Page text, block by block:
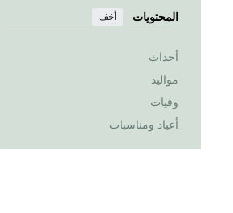
المحتويات أخف
أحداث
مواليد
وفيات
أعياد ومناسبات